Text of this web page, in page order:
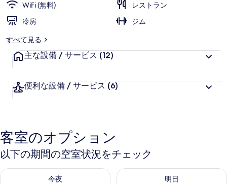
に
好
件
の
ミ
WiFi (無料)
レストラン
冷房
ジム
すべて見る
主な設備 / サービス (12)
便利な設備 / サービス (6)
客室のオプション
以下の期間の空室状況をチェック
今夜
今夜 8月 6 - 8月 7 の空室状況をチェック
明日
明日 8月 7 - 8月 8 の空室状況